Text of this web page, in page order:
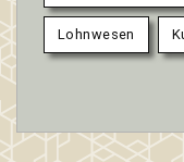
Lohnwesen